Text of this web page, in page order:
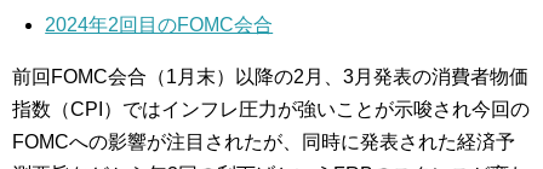
2024年2回目のFOMC会合
前回FOMC会合（1月末）以降の2月、3月発表の消費者物価
指数（CPI）ではインフレ圧力が強いことが示唆され今回の
FOMCへの影響が注目されたが、同時に発表された経済予